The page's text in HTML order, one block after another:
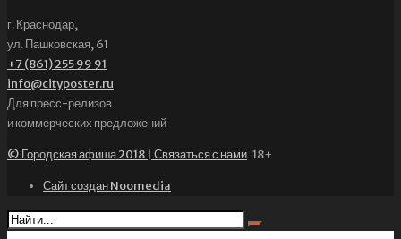
г. Краснодар,
ул. Пашковская, 61
+7 (861) 255 99 91
info@cityposter.ru
Для пресс-релизов
и коммерческих предложений
© Городская афиша 2018 | Связаться с нами 18+
Сайт создан Noomedia